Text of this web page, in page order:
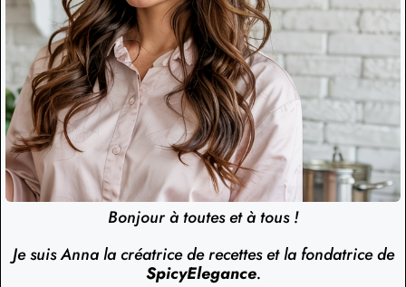
Bonjour à toutes et à tous !
Je suis Anna la créatrice de recettes et la fondatrice de
SpicyElegance.